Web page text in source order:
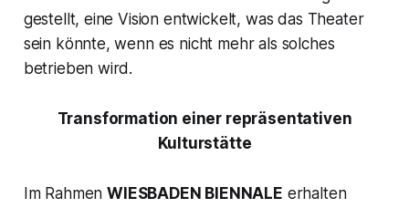
gestellt, eine Vision entwickelt, was das Theater
sein könnte, wenn es nicht mehr als solches
betrieben wird.
Transformation einer repräsentativen
Kulturstätte
Im RahmenWIESBADEN BIENNALE erhalten